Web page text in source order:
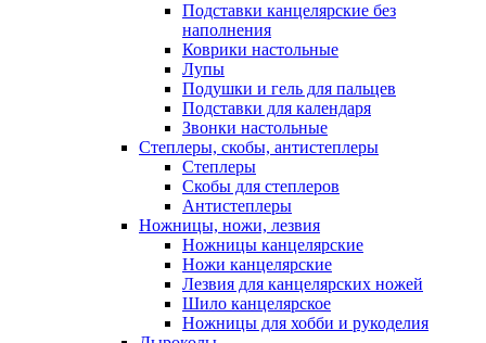
Подставки канцелярские без
наполнения
Коврики настольные
Лупы
Подушки и гель для пальцев
Подставки для календаря
Звонки настольные
Степлеры, скобы, антистеплеры
Степлеры
Скобы для степлеров
Антистеплеры
Ножницы, ножи, лезвия
Ножницы канцелярские
Ножи канцелярские
Лезвия для канцелярских ножей
Шило канцелярское
Ножницы для хобби и рукоделия